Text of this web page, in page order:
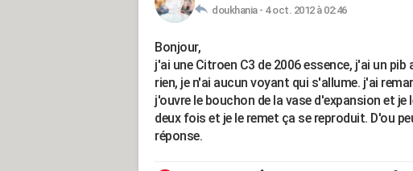
doukhania - 4 oct. 2012 à 02:46
Bonjour,
j'ai une Citroen C3 de 2006 essence, j'ai un
rien, je n'ai aucun voyant qui s'allume. j'ai
j'ouvre le bouchon de la vase d'expansion et
deux fois et je le remet ça se reproduit. D'ou
réponse.